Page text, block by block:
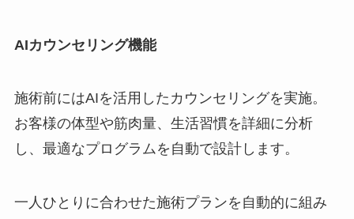
AIカウンセリング機能
施術前にはAIを活用したカウンセリングを実施。
お客様の体型や筋肉量、生活習慣を詳細に分析
し、最適なプログラムを自動で設計します。
一人ひとりに合わせた施術プランを自動的に組み